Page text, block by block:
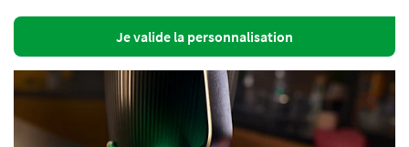
Je valide la personnalisation